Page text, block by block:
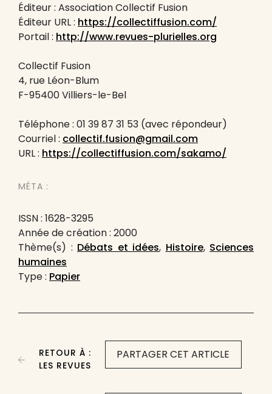
Éditeur : Association Collectif Fusion
Éditeur URL : https://collectiffusion.com/
Portail : http://www.revues-plurielles.org
Collectif Fusion
4, rue Léon-Blum
F-95400 Villiers-le-Bel
Téléphone : 01 39 87 31 53 (avec répondeur)
Courriel : collectif.fusion@gmail.com
URL : https://collectiffusion.com/sakamo/
MÉTA :
ISSN : 1628-3295
Année de création : 2000
Thème(s) : Débats et idées, Histoire, Sciences
humaines
Type : Papier
PARTAGER CET ARTICLE
RETOUR À :
LES REVUES